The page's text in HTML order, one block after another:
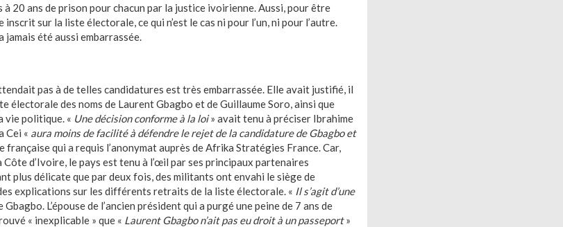
à 20 ans de prison pour chacun par la justice ivoirienne. Aussi, pour être
sur la liste électorale, ce qui n’est le cas ni pour l’un, ni pour l’autre.
jamais été aussi embarrassée.
pas à de telles candidatures est très embarrassée. Elle avait justifié, il
électorale des noms de Laurent Gbagbo et de Guillaume Soro, ainsi que
vie politique. « Une décision conforme à la loi» avait tenu à préciser Ibrahime
Cei « aura moins de facilité à défendre le rejet de la candidature de Gbagbo et
française qui a requis l’anonymat auprès de Afrika Stratégies France. Car,
d’Ivoire, le pays est tenu à l’œil par ses principaux partenaires
plus délicate que par deux fois, des militants ont envahi le siège de
explications sur les différents retraits de la liste électorale. « Il s’agit d’une
Gbagbo. L’épouse de l’ancien président qui a purgé une peine de 7 ans de
« inexplicable » que « Laurent Gbagbo n’ait pas eu droit à un passeport»